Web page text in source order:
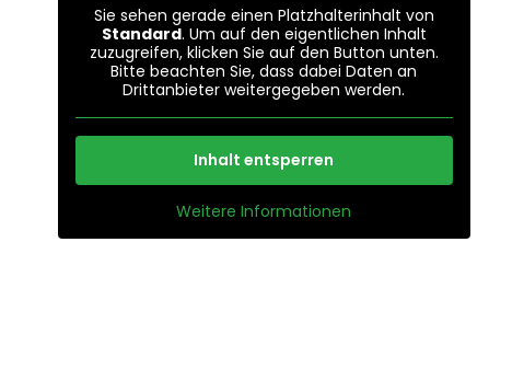
Sie sehen gerade einen Platzhalterinhalt von
Standard. Um auf den eigentlichen Inhalt
zuzugreifen, klicken Sie auf den Button unten.
Bitte beachten Sie, dass dabei Daten an
Drittanbieter weitergegeben werden.
Inhalt entsperren
Weitere Informationen